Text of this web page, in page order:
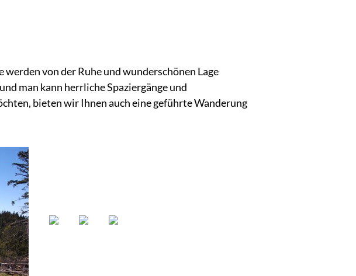
von der Ruhe und wunderschönen Lage
man kann herrliche Spaziergänge und
bieten wir Ihnen auch eine geführte Wanderung